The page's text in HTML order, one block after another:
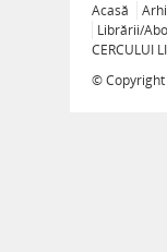
Acasă
Librării/
CERCULUI
© Copyright